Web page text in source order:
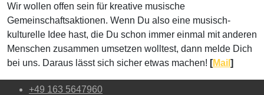
Wir wollen offen sein für kreative musische
Gemeinschaftsaktionen. Wenn Du also eine musisch-
kulturelle Idee hast, die Du schon immer einmal mit anderen
Menschen zusammen umsetzen wolltest, dann melde Dich
bei uns. Daraus lässt sich sicher etwas machen! [Mail ]
+49 163 5647960